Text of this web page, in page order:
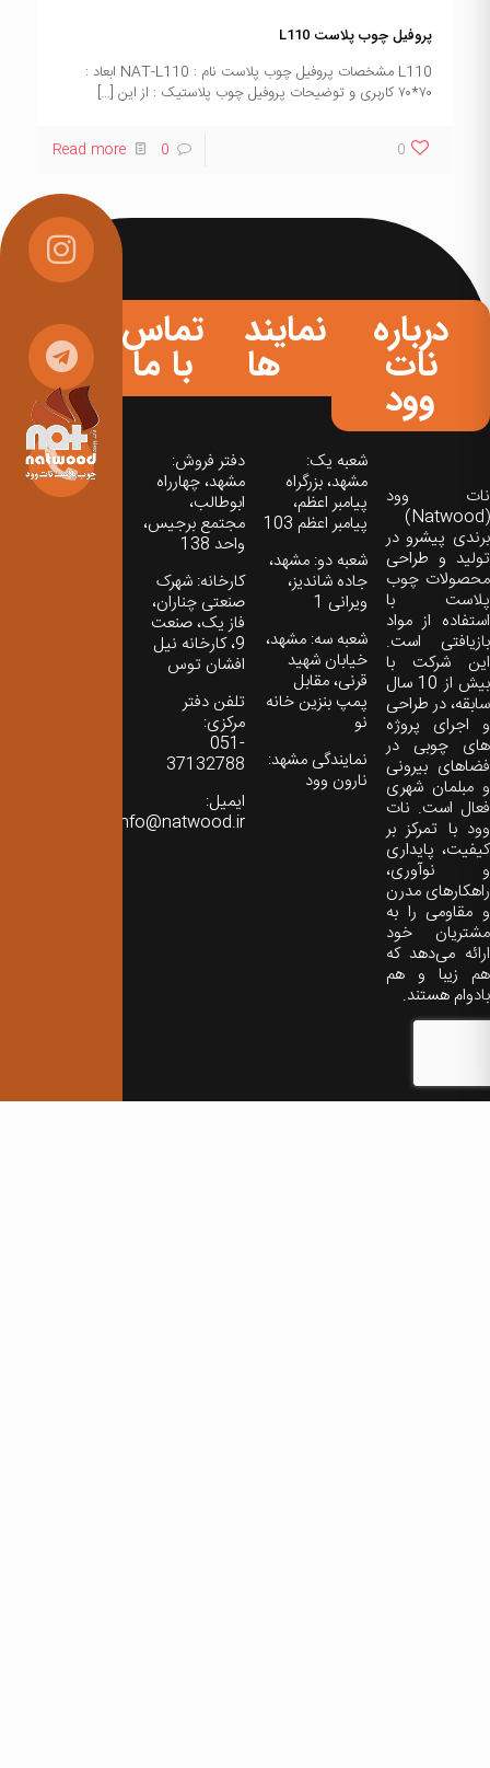
پروفیل چوب پلاست L110
L110 مشخصات پروفیل چوب پلاست نام : NAT-L110 ابعاد :
۷۰*۷۰ کاربری و توضیحات پروفیل چوب پلاستیک : از این
[…]
0
0
Read more
درباره
نات
وود
نات‌ وود
(Natwood)
برندی پیشرو در
تولید و طراحی
محصولات چوب
پلاست با
استفاده از مواد
بازیافتی است.
این شرکت با
بیش از 10 سال
سابقه، در طراحی
و اجرای پروژه
های چوبی در
فضاهای بیرونی
و مبلمان شهری
فعال است. نات
وود با تمرکز بر
کیفیت، پایداری
و نوآوری،
راهکارهای مدرن
و مقاومی را به
مشتریان خود
ارائه می‌دهد که
هم زیبا و هم
بادوام هستند.
نمایندگی
ها
شعبه یک:
مشهد، بزرگراه
پیامبر اعظم،
پیامبر اعظم 103
شعبه دو: مشهد،
جاده شاندیز،
ویرانی 1
شعبه سه: مشهد،
خیابان شهید
قرنی، مقابل
پمپ بنزین خانه
نو
نمایندگی مشهد:
نارون وود
تماس
با ما
دفتر فروش:
مشهد، چهارراه
ابوطالب،
مجتمع برجیس،
واحد 138
کارخانه: شهرک
صنعتی چناران،
فاز یک، صنعت
9، کارخانه نیل
افشان توس
تلفن دفتر
مرکزی:
051-
37132788
ایمیل:
info@natwood.ir